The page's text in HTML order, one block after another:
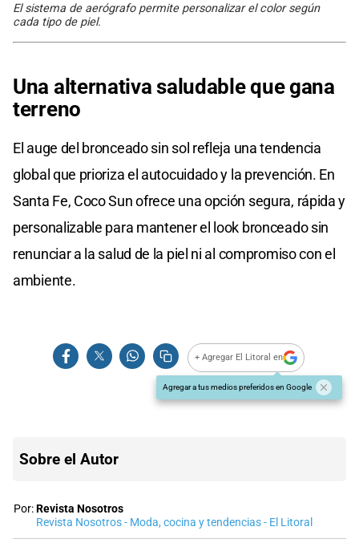
El sistema de aerógrafo permite personalizar el color según
cada tipo de piel.
Una alternativa saludable que gana
terreno
El auge del bronceado sin sol refleja una tendencia
global que prioriza el autocuidado y la prevención. En
Santa Fe, Coco Sun ofrece una opción segura, rápida y
personalizable para mantener el look bronceado sin
renunciar a la salud de la piel ni al compromiso con el
ambiente.
+ Agregar El Litoral en
Agregar a tus medios preferidos en Google
Sobre el Autor
Por:Revista Nosotros
Revista Nosotros - Moda, cocina y tendencias - El Litoral